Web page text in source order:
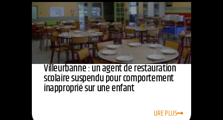
Villeurbanne : un agent de restauration
scolaire suspendu pour comportement
inapproprié sur une enfant
LIRE PLUS